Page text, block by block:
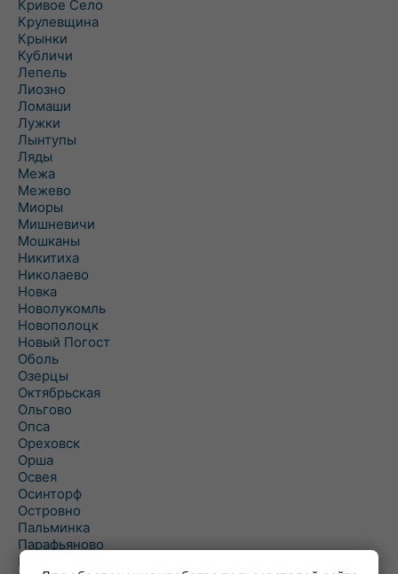
Кривое Село
Крулевщина
Крынки
Кубличи
Лепель
Лиозно
Ломаши
Лужки
Лынтупы
Ляды
Межа
Межево
Миоры
Мишневичи
Мошканы
Никитиха
Николаево
Новка
Новолукомль
Новополоцк
Новый Погост
Оболь
Озерцы
Октябрьская
Ольгово
Опса
Ореховск
Орша
Освея
Осинторф
Островно
Пальминка
Парафьяново
Плисса